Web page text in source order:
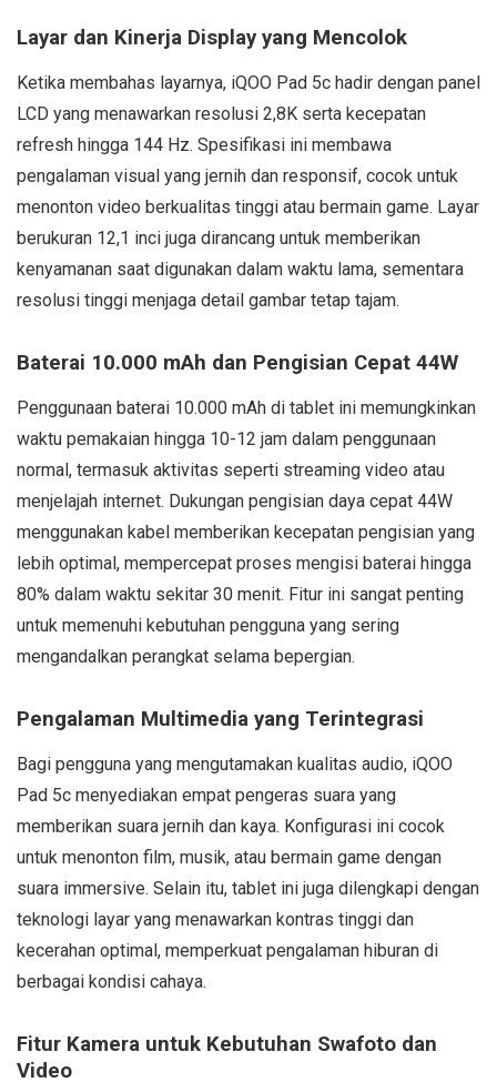
Layar dan Kinerja Display yang Mencolok
Ketika membahas layarnya, iQOO Pad 5c hadir dengan panel
LCD yang menawarkan resolusi 2,8K serta kecepatan
refresh hingga 144 Hz. Spesifikasi ini membawa
pengalaman visual yang jernih dan responsif, cocok untuk
menonton video berkualitas tinggi atau bermain game. Layar
berukuran 12,1 inci juga dirancang untuk memberikan
kenyamanan saat digunakan dalam waktu lama, sementara
resolusi tinggi menjaga detail gambar tetap tajam.
Baterai 10.000 mAh dan Pengisian Cepat 44W
Penggunaan baterai 10.000 mAh di tablet ini memungkinkan
waktu pemakaian hingga 10-12 jam dalam penggunaan
normal, termasuk aktivitas seperti streaming video atau
menjelajah internet. Dukungan pengisian daya cepat 44W
menggunakan kabel memberikan kecepatan pengisian yang
lebih optimal, mempercepat proses mengisi baterai hingga
80% dalam waktu sekitar 30 menit. Fitur ini sangat penting
untuk memenuhi kebutuhan pengguna yang sering
mengandalkan perangkat selama bepergian.
Pengalaman Multimedia yang Terintegrasi
Bagi pengguna yang mengutamakan kualitas audio, iQOO
Pad 5c menyediakan empat pengeras suara yang
memberikan suara jernih dan kaya. Konfigurasi ini cocok
untuk menonton film, musik, atau bermain game dengan
suara immersive. Selain itu, tablet ini juga dilengkapi dengan
teknologi layar yang menawarkan kontras tinggi dan
kecerahan optimal, memperkuat pengalaman hiburan di
berbagai kondisi cahaya.
Fitur Kamera untuk Kebutuhan Swafoto dan
Video